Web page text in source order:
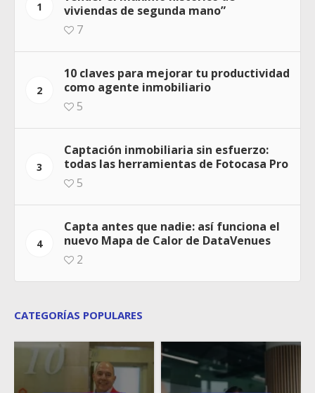
1
viviendas de segunda mano”
7
2
10 claves para mejorar tu productividad
como agente inmobiliario
5
3
Captación inmobiliaria sin esfuerzo:
todas las herramientas de Fotocasa Pro
5
4
Capta antes que nadie: así funciona el
nuevo Mapa de Calor de DataVenues
2
CATEGORÍAS POPULARES